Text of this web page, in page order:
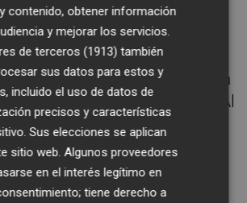
que, en este momento
consta un dato
lugar de comisión de los
la sede donde se recibió la
almacenada la grabación. Al
en el partido judicial de Llíria,
considera que
remisión de las diligencias al
juzgados de esta localidad
contenido, obtener información
y mejorar los servicios.
de terceros (1913) también
sus datos para estos y
incluido el uso de datos de
precisos y características
Sus elecciones se aplican
sitio web. Algunos proveedores
en el interés legítimo en
tiene derecho a